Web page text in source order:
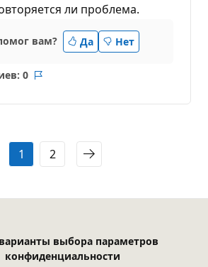
ли проблема.
вам? Да Нет
0
1 2
выбора параметров
конфиденциальности